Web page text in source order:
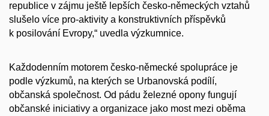
republice v zájmu ještě lepších česko-německých vztahů
slušelo více pro-aktivity a konstruktivních příspěvků
k posilování Evropy,“ uvedla výzkumnice.
Každodenním motorem česko-německé spolupráce je
podle výzkumů, na kterých se Urbanovská podílí,
občanská společnost. Od pádu železné opony fungují
občanské iniciativy a organizace jako most mezi oběma